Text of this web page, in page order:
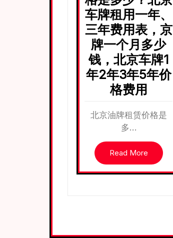
车牌租用一年、
三年费用表，京
牌一个月多少
钱，北京车牌1
年2年3年5年价
格费用
北京油牌租赁价格是
多…
Read More